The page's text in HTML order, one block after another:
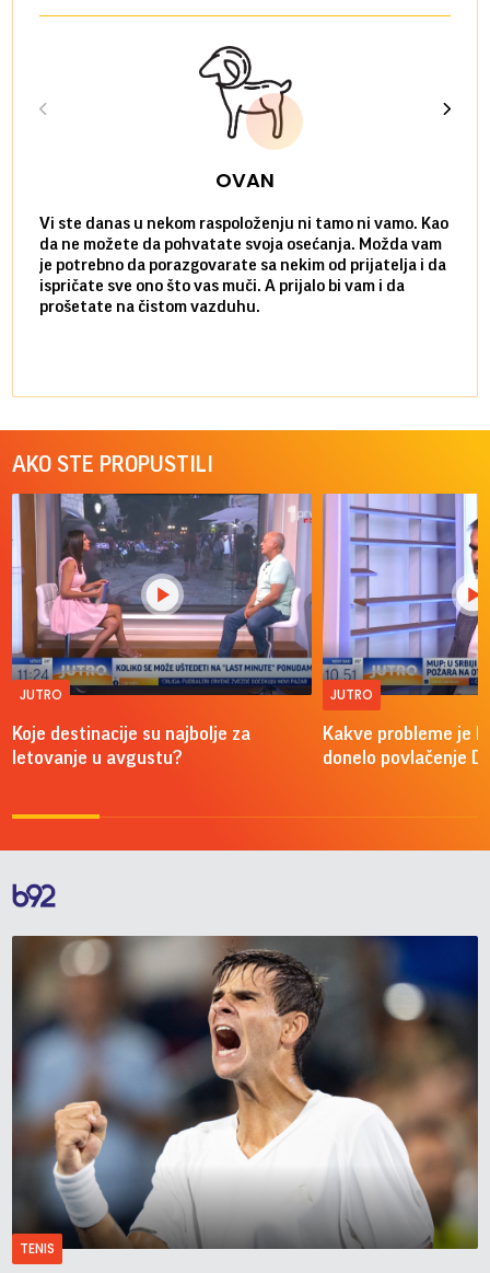
OVAN
Vi ste danas u nekom raspoloženju ni tamo ni vamo. Kao
da ne možete da pohvatate svoja osećanja. Možda vam
je potrebno da porazgovarate sa nekim od prijatelja i da
ispričate sve ono što vas muči. A prijalo bi vam i da
prošetate na čistom vazduhu.
AKO STE PROPUSTILI
JUTRO
Koje destinacije su najbolje za
letovanje u avgustu?
JUTRO
Kakve probleme je
donelo povlačenje
TENIS